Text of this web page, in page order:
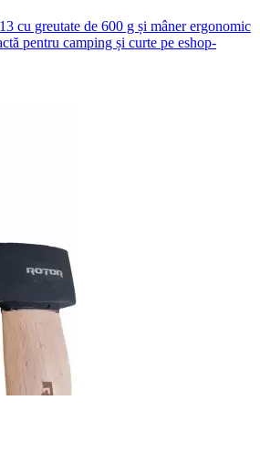
cu greutate de 600 g și mâner ergonomic
pentru camping și curte pe eshop-